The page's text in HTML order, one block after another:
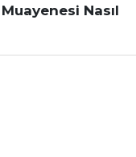
Nasıl